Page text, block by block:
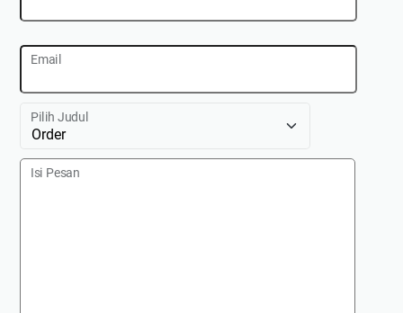
Email
Pilih Judul
Isi Pesan